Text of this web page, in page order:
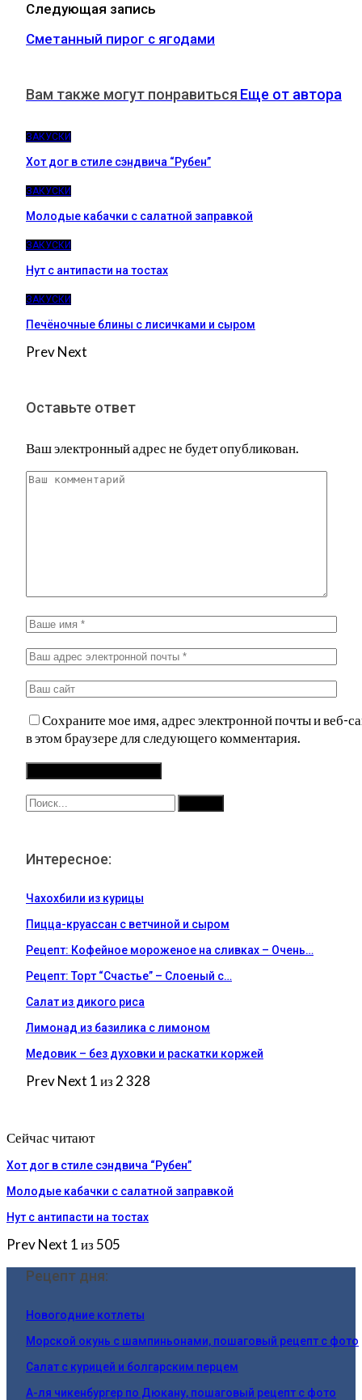
Следующая запись
Сметанный пирог с ягодами
Вам также могут понравиться Еще от автора
ЗАКУСКИ
Хот дог в стиле сэндвича “Рубен”
ЗАКУСКИ
Молодые кабачки с салатной заправкой
ЗАКУСКИ
Нут с антипасти на тостах
ЗАКУСКИ
Печёночные блины с лисичками и сыром
PrevNext
Оставьте ответ
Ваш электронный адрес не будет опубликован.
Сохраните мое имя, адрес электронной почты и веб-
в этом браузере для следующего комментария.
Интересное:
Чахохбили из курицы
Пицца-круассан с ветчиной и сыром
Рецепт: Кофейное мороженое на сливках – Очень…
Рецепт: Торт “Счастье” – Слоеный с…
Салат из дикого риса
Лимонад из базилика с лимоном
Медовик – без духовки и раскатки коржей
PrevNext 1 из 2 328
Сейчас читают
Хот дог в стиле сэндвича “Рубен”
Молодые кабачки с салатной заправкой
Нут с антипасти на тостах
PrevNext 1 из 505
Рецепт дня:
Новогодние котлеты
Морской окунь с шампиньонами, пошаговый рецепт с фото
Салат с курицей и болгарским перцем
А-ля чикенбургер по Дюкану, пошаговый рецепт с фото